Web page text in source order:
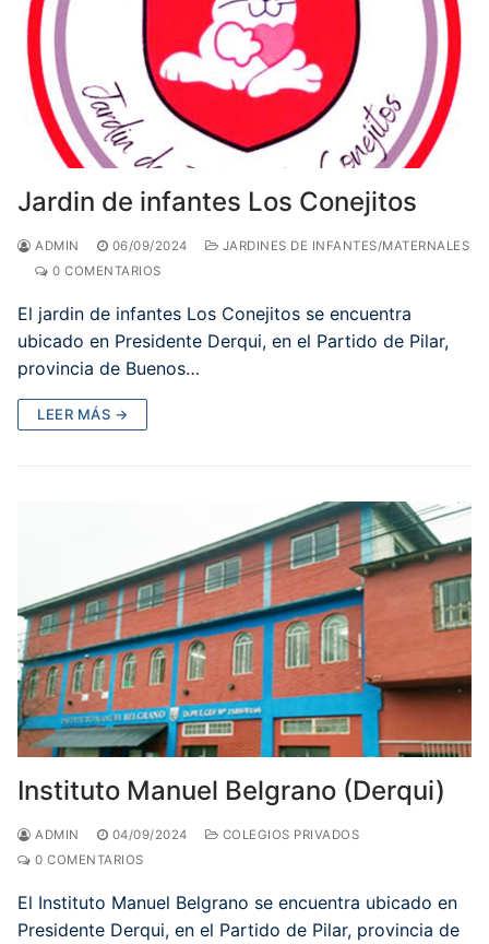
Jardin de infantes Los Conejitos
ADMIN 06/09/2024
JARDINES DE INFANTES/MATERNALES
0 COMENTARIOS
El jardin de infantes Los Conejitos se encuentra
ubicado en Presidente Derqui, en el Partido de Pilar,
provincia de Buenos…
LEER MÁS →
Instituto Manuel Belgrano (Derqui)
ADMIN 04/09/2024
COLEGIOS PRIVADOS
0 COMENTARIOS
El Instituto Manuel Belgrano se encuentra ubicado en
Presidente Derqui, en el Partido de Pilar, provincia de